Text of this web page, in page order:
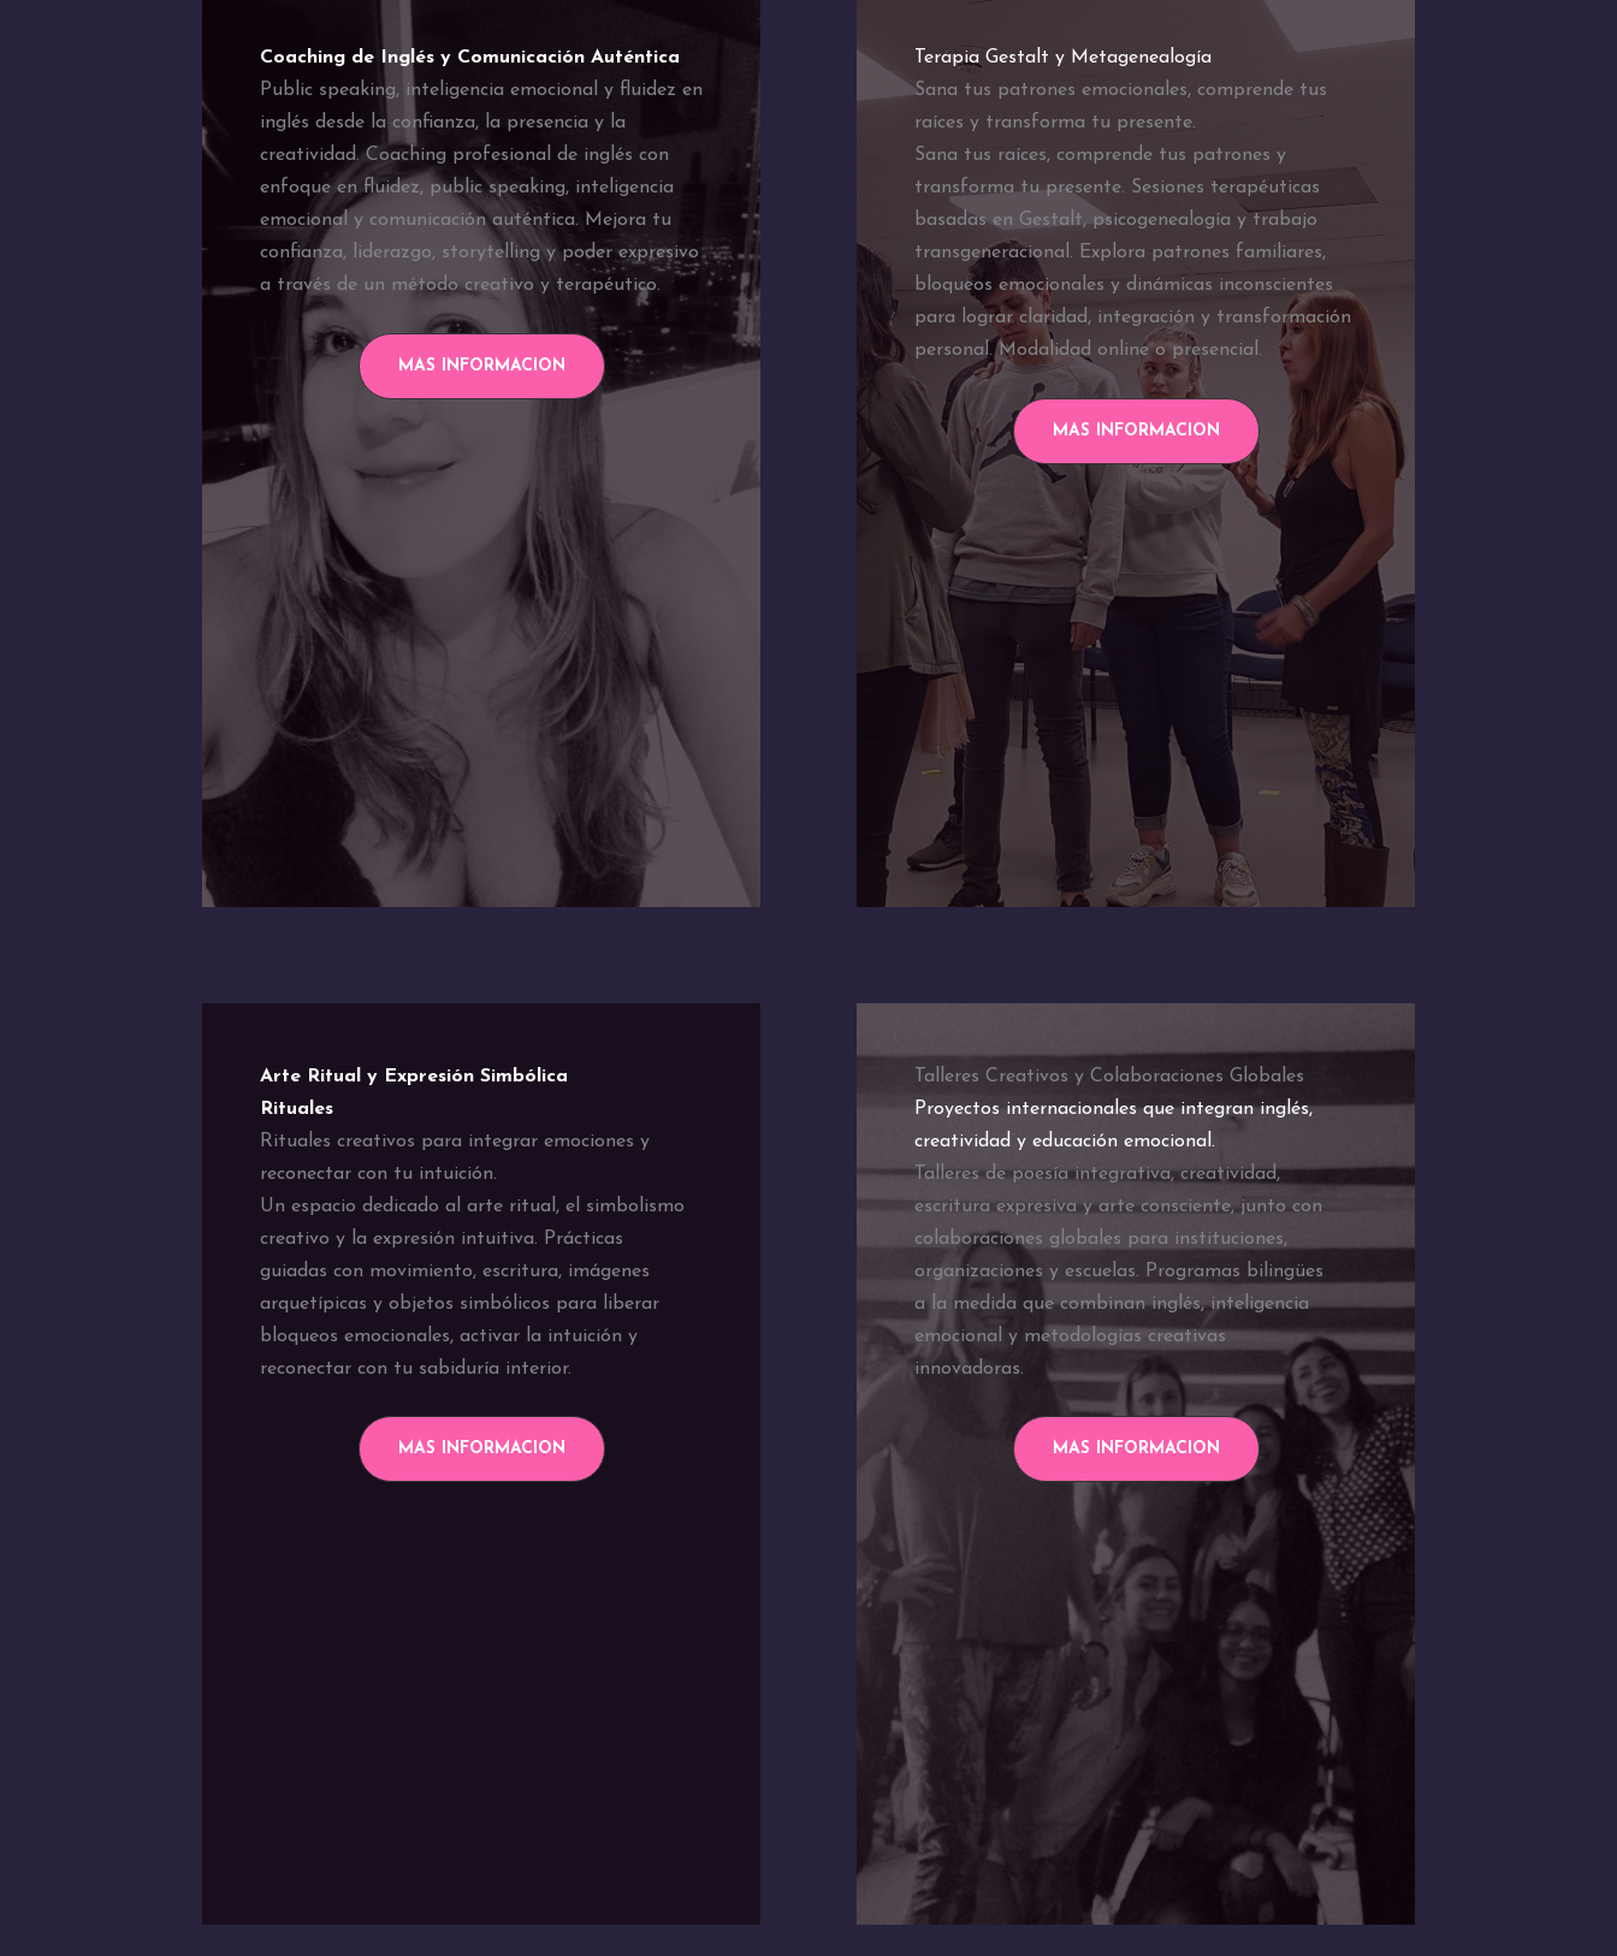
Coaching de Inglés y Comunicación Auténtica
Public speaking, inteligencia emocional y fluidez en
inglés desde la confianza, la presencia y la
creatividad. Coaching profesional de inglés con
enfoque en fluidez, public speaking, inteligencia
emocional y comunicación auténtica. Mejora tu
confianza, liderazgo, storytelling y poder expresivo
a través de un método creativo y terapéutico.
MAS INFORMACION
Terapia Gestalt y Metagenealogía
Sana tus patrones emocionales, comprende tus
raíces y transforma tu presente.
Sana tus raíces, comprende tus patrones y
transforma tu presente. Sesiones terapéuticas
basadas en Gestalt, psicogenealogía y trabajo
transgeneracional. Explora patrones familiares,
bloqueos emocionales y dinámicas inconscientes
para lograr claridad, integración y transformación
personal. Modalidad online o presencial.
MAS INFORMACION
Arte Ritual y Expresión Simbólica
Rituales
Rituales creativos para integrar emociones y
reconectar con tu intuición.
Un espacio dedicado al arte ritual, el simbolismo
creativo y la expresión intuitiva. Prácticas
guiadas con movimiento, escritura, imágenes
arquetípicas y objetos simbólicos para liberar
bloqueos emocionales, activar la intuición y
reconectar con tu sabiduría interior.
MAS INFORMACION
Talleres Creativos y Colaboraciones Globales
Proyectos internacionales que integran inglés,
creatividad y educación emocional.
Talleres de poesía integrativa, creatividad,
escritura expresiva y arte consciente, junto con
colaboraciones globales para instituciones,
organizaciones y escuelas. Programas bilingües
a la medida que combinan inglés, inteligencia
emocional y metodologías creativas
innovadoras.
MAS INFORMACION